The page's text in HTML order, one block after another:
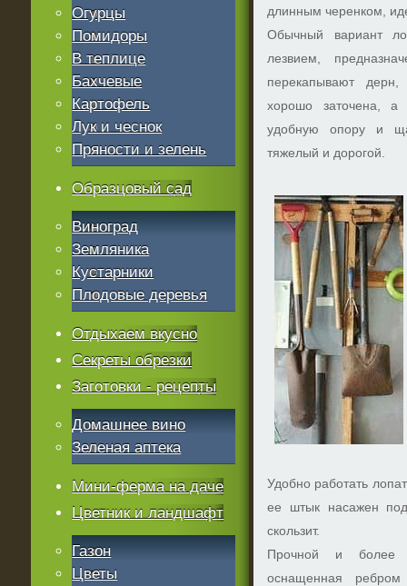
длинным черенком,
Обычный вариант
лезвием,
перекапывают
хорошо заточена, а
удобную опору и
тяжелый и дорогой.
Удобно работать
ее штык насажен
скользит.
Прочной и более
оснащенная
Огурцы
Помидоры
В теплице
Бахчевые
Картофель
Лук и чеснок
Пряности и зелень
Образцовый сад
Виноград
Земляника
Кустарники
Плодовые деревья
Отдыхаем вкусно
Секреты обрезки
Заготовки - рецепты
Домашнее вино
Зеленая аптека
Мини-ферма на даче
Цветник и ландшафт
Газон
Цветы